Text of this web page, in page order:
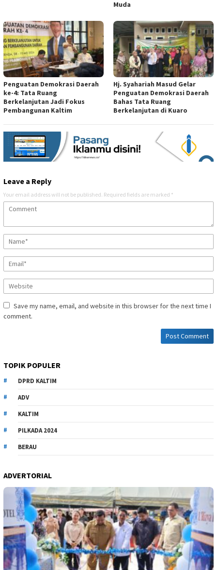
Muda
Penguatan Demokrasi Daerah
ke-4: Tata Ruang
Berkelanjutan Jadi Fokus
Pembangunan Kaltim
Hj. Syahariah Masud Gelar
Penguatan Demokrasi Daerah
Bahas Tata Ruang
Berkelanjutan di Kuaro
Leave a Reply
Your email address will not be published. Required fields are marked *
Save my name, email, and website in this browser for the next time I
comment.
TOPIK POPULER
DPRD KALTIM
ADV
KALTIM
PILKADA 2024
BERAU
ADVERTORIAL